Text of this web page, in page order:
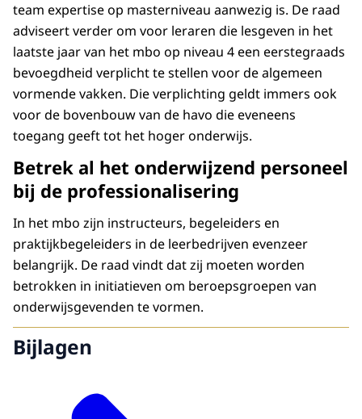
team expertise op masterniveau aanwezig is. De raad
adviseert verder om voor leraren die lesgeven in het
laatste jaar van het mbo op niveau 4 een eerstegraads
bevoegdheid verplicht te stellen voor de algemeen
vormende vakken. Die verplichting geldt immers ook
voor de bovenbouw van de havo die eveneens
toegang geeft tot het hoger onderwijs.
Betrek al het onderwijzend personeel
bij de professionalisering
In het mbo zijn instructeurs, begeleiders en
praktijkbegeleiders in de leerbedrijven evenzeer
belangrijk. De raad vindt dat zij moeten worden
betrokken in initiatieven om beroepsgroepen van
onderwijsgevenden te vormen.
Bijlagen